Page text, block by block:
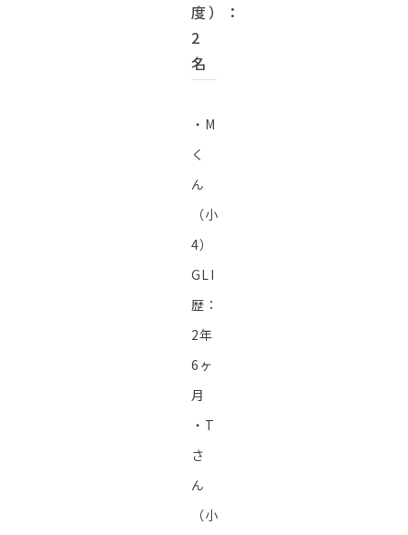
度）：
2
名
・M
く
ん
（小
4）
GLI
歴：
2年
6ヶ
月
・T
さ
ん
（小